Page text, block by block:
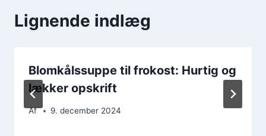
Lignende indlæg
Blomkålssuppe til frokost: Hurtig og
lækker opskrift
Af 9. december 2024